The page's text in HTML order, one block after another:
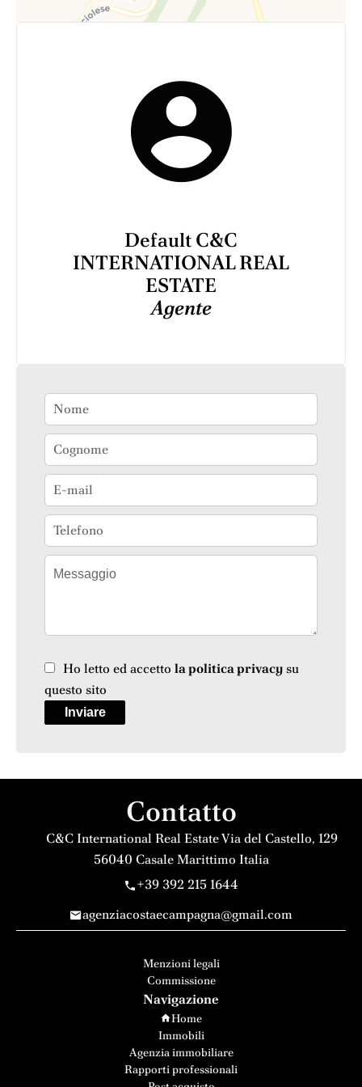
Default C&C
INTERNATIONAL REAL
ESTATE
Agente
Ho letto ed accetto la politica privacysu
questo sito
Inviare
Contatto
C&C International Real EstateVia del Castello, 129
56040 Casale Marittimo Italia
+39 392 215 1644
agenziacostaecampagna@gmail.com
Menzioni legali
Commissione
Navigazione
Home
Immobili
Agenzia immobiliare
Rapporti professionali